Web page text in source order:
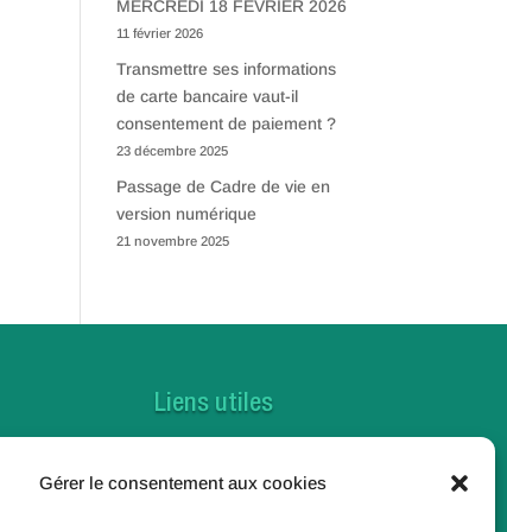
Gérer le consentement aux cookies
MERCREDI 18 FEVRIER 2026
11 février 2026
Transmettre ses informations
de carte bancaire vaut-il
consentement de paiement ?
23 décembre 2025
Passage de Cadre de vie en
version numérique
21 novembre 2025
Liens utiles
Foire aux questions